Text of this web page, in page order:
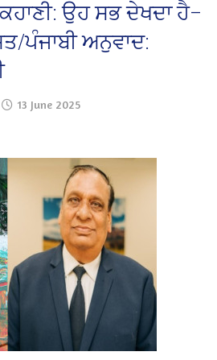
ਉਹ ਸਭ ਦੇਖਦਾ ਹੈ–
ਪੰਜਾਬੀ ਅਨੁਵਾਦ:
13 June 2025